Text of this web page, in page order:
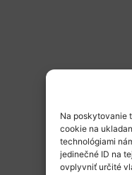
Na poskytovanie
cookie na
technológiami
jedinečné ID na
ovplyvniť určité